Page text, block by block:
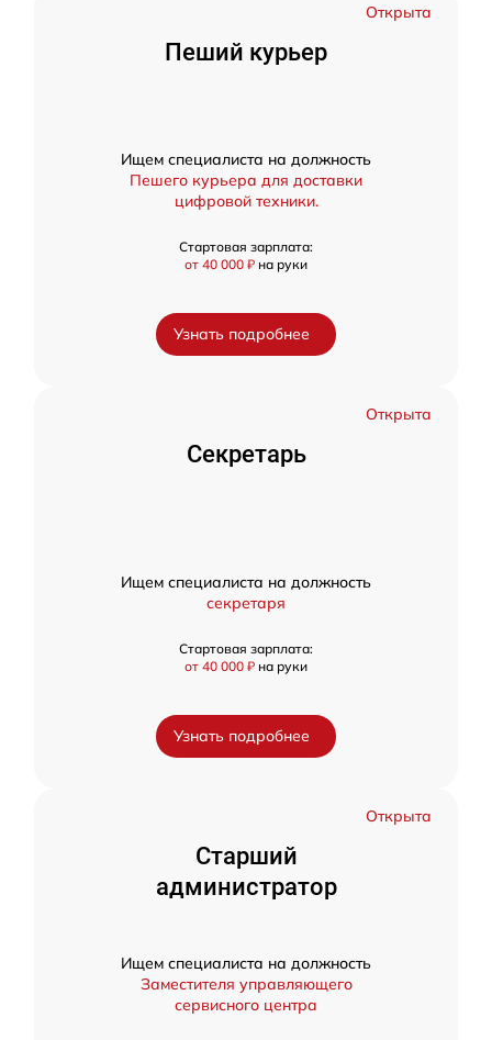
Открыта
Пеший курьер
Ищем специалиста на должность
Пешего курьера для доставки
цифровой техники.
Стартовая зарплата:
от 40 000 ₽ на руки
Узнать подробнее
Открыта
Секретарь
Ищем специалиста на должность
секретаря
Стартовая зарплата:
от 40 000 ₽ на руки
Узнать подробнее
Открыта
Старший
администратор
Ищем специалиста на должность
Заместителя управляющего
сервисного центра